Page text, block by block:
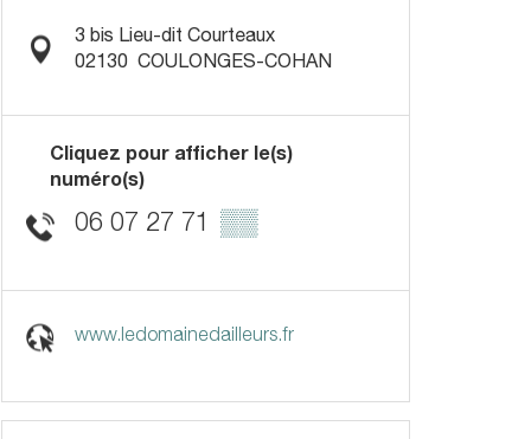
3 bis Lieu-dit Courteaux
02130 COULONGES-COHAN
Cliquez pour afficher le(s)
numéro(s)
06 07 27 71 ▒▒
www.ledomainedailleurs.fr